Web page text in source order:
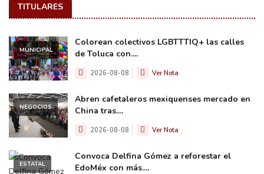
TITULARES
MUNICIPAL
Colorean colectivos LGBTTTIQ+ las calles
de Toluca con....
2026-08-08 Ver Nota
NEGOCIOS
Abren cafetaleros mexiquenses mercado en
China tras....
2026-08-08 Ver Nota
ESTATAL
Convoca Delfina Gómez a reforestar el
EdoMéx con más....